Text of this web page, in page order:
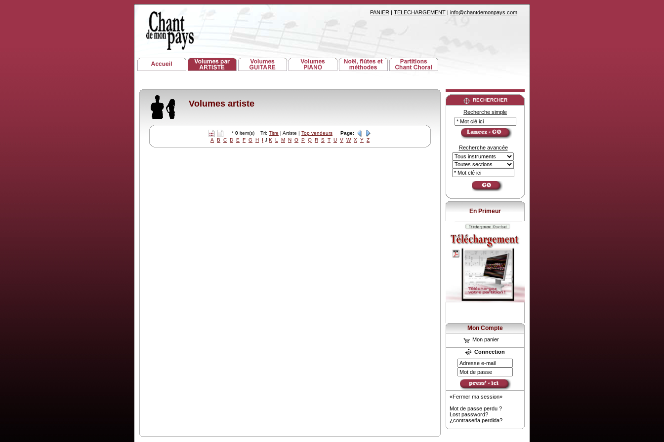
PANIER | TELECHARGEMENT | info@chantdemonpays.com
Volumes artiste
* 0 item(s) Tri: Titre | Artiste | Top vendeurs
Page:
A
B C D E F G H I J K L M N O P Q R S T U V W X Y Z
RECHERCHER
Recherche simple
Recherche avancée
En Primeur
Mon Compte
Mon panier
Connection
«Fermer ma session»
Mot de passe perdu ?
Lost password?
¿contraseña perdida?